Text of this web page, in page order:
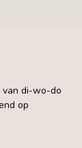
van di-wo-do
op